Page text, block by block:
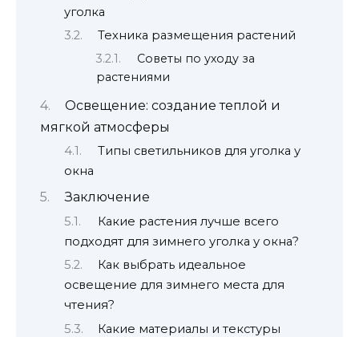
уголка
Техника размещения растений
Советы по уходу за
растениями
Освещение: создание теплой и
мягкой атмосферы
Типы светильников для уголка у
окна
Заключение
Какие растения лучше всего
подходят для зимнего уголка у окна?
Как выбрать идеальное
освещение для зимнего места для
чтения?
Какие материалы и текстуры